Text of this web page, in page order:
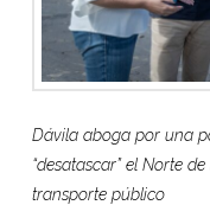
Dávila aboga por una
“desatascar” el Norte
transporte público